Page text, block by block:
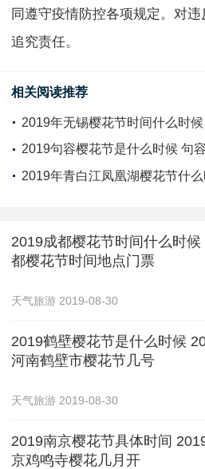
同遵守疫情防控各项规定。对
追究责任。
相关阅读推荐
2019年无锡樱花节时间什么时
时间门票
2019句容樱花节是什么时候 句
票
2019年青白江凤凰湖樱花节什
2019成都樱花节时间什么时候
都樱花节时间地点门票
天气旅游 2019-08-30
2019鹤壁樱花节是什么时候
河南鹤壁市樱花节几号
天气旅游 2019-08-30
2019南京樱花节具体时间
京鸡鸣寺樱花几月开